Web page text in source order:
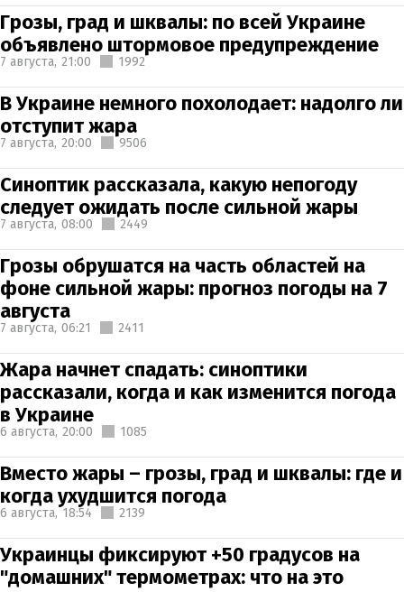
Грозы, град и шквалы: по всей Украине
объявлено штормовое предупреждение
7 августа, 21:00 1992
В Украине немного похолодает: надолго ли
отступит жара
7 августа, 20:00 9506
Синоптик рассказала, какую непогоду
следует ожидать после сильной жары
7 августа, 08:00 2449
Грозы обрушатся на часть областей на
фоне сильной жары: прогноз погоды на 7
августа
7 августа, 06:21 2411
Жара начнет спадать: синоптики
рассказали, когда и как изменится погода
в Украине
6 августа, 20:00 1085
Вместо жары – грозы, град и шквалы: где и
когда ухудшится погода
6 августа, 18:54 2139
Украинцы фиксируют +50 градусов на
"домашних" термометрах: что на это